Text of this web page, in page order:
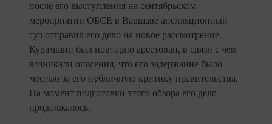
после его выступления на сентябрьском
мероприятии ОБСЕ в Варшаве апелляционный
суд отправил его дело на новое рассмотрение.
Курамшин был повторно арестован, в связи с чем
возникали опасения, что его задержание было
местью за его публичную критику правительства.
На момент подготовки этого обзора его дело
продолжалось.